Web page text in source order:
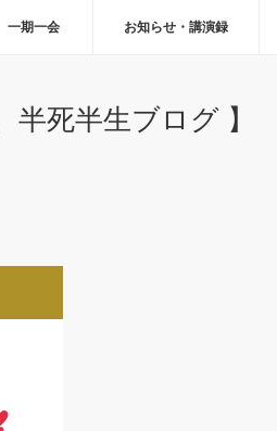
期一会 お知らせ・講演録
死半生ブログ 】